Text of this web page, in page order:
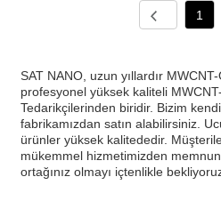
1
SAT NANO, uzun yıllardır
profesyonel yüksek kaliteli
Tedarikçilerinden biridir. Bizim
fabrikamızdan satın alabilirsiniz.
ürünler yüksek kalitededir.
mükemmel hizmetimizden
ortağınız olmayı içtenlikle